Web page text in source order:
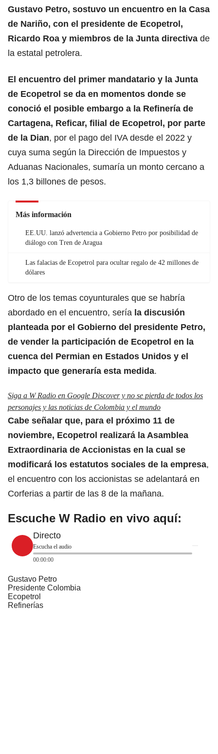
Gustavo Petro, sostuvo un encuentro en la Casa
de Nariño, con el presidente de Ecopetrol,
Ricardo Roa y miembros de la Junta directiva de
la estatal petrolera.
El encuentro del primer mandatario y la Junta
de Ecopetrol se da en momentos donde se
conoció el posible embargo a la Refinería de
Cartagena, Reficar, filial de Ecopetrol, por parte
de la Dian, por el pago del IVA desde el 2022 y
cuya suma según la Dirección de Impuestos y
Aduanas Nacionales, sumaría un monto cercano a
los 1,3 billones de pesos.
Más información
EE.UU. lanzó advertencia a Gobierno Petro por posibilidad de
diálogo con Tren de Aragua
Las falacias de Ecopetrol para ocultar regalo de 42 millones de
dólares
Otro de los temas coyunturales que se habría
abordado en el encuentro, sería la discusión
planteada por el Gobierno del presidente Petro,
de vender la participación de Ecopetrol en la
cuenca del Permian en Estados Unidos y el
impacto que generaría esta medida.
Siga a W Radio en Google Discover y no se pierda de todos los
personajes y las noticias de Colombia y el mundo
Cabe señalar que, para el próximo 11 de
noviembre, Ecopetrol realizará la Asamblea
Extraordinaria de Accionistas en la cual se
modificará los estatutos sociales de la empresa,
el encuentro con los accionistas se adelantará en
Corferias a partir de las 8 de la mañana.
Escuche W Radio en vivo aquí:
Directo
Escucha el audio
00:00:00
Gustavo Petro
Presidente Colombia
Ecopetrol
Refinerías